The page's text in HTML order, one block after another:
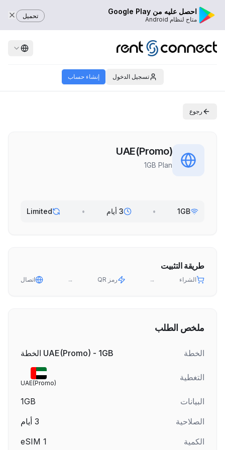
احصل عليه من Google Play
متاح لنظام Android تحميل
تسجيل الدخول إنشاء حساب
رجوع
UAE(Promo)
1GB Plan
1GB
• 3 أيام •
Limited
طريقة التثبيت
الشراء → رمز QR → اتصال
ملخص الطلب
الخطة UAE(Promo) - 1GB الخطة
التغطية
UAE(Promo)
البيانات
1GB
الصلاحية
3 أيام
الكمية
1